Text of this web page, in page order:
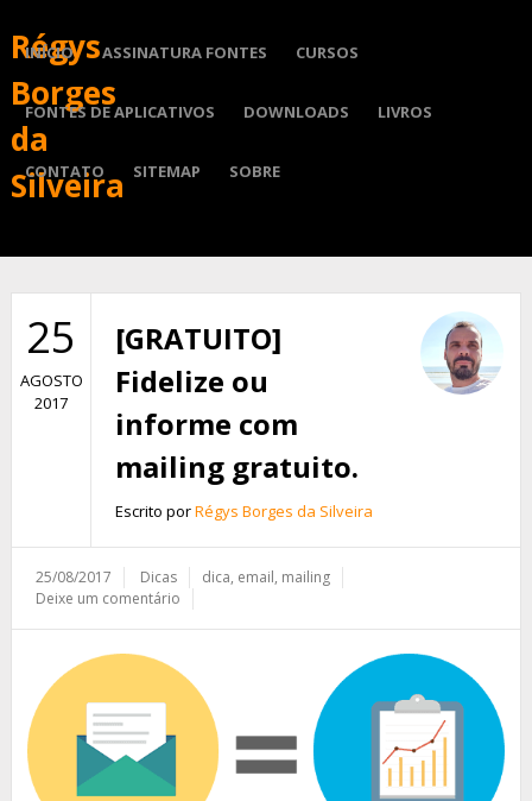
Régys
Borges
da
Silveira
INÍCIO ASSINATURA FONTES CURSOS
FONTES DE APLICATIVOS DOWNLOADS LIVROS
CONTATO SITEMAP SOBRE
25
AGOSTO
2017
[GRATUITO]
Fidelize ou
informe com
mailing gratuito.
Escrito porRégys Borges da Silveira
25/08/2017 Dicas dica, email, mailing
Deixe um comentário